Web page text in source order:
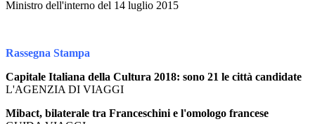
Ministro dell'interno del 14 luglio 2015
Rassegna Stampa
Capitale Italiana della Cultura 2018: sono 21 le città candidate
L'AGENZIA DI VIAGGI
Mibact, bilaterale tra Franceschini e l'omologo francese